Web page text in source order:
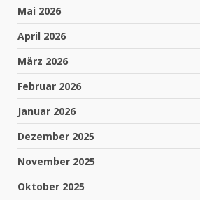
Mai 2026
April 2026
März 2026
Februar 2026
Januar 2026
Dezember 2025
November 2025
Oktober 2025